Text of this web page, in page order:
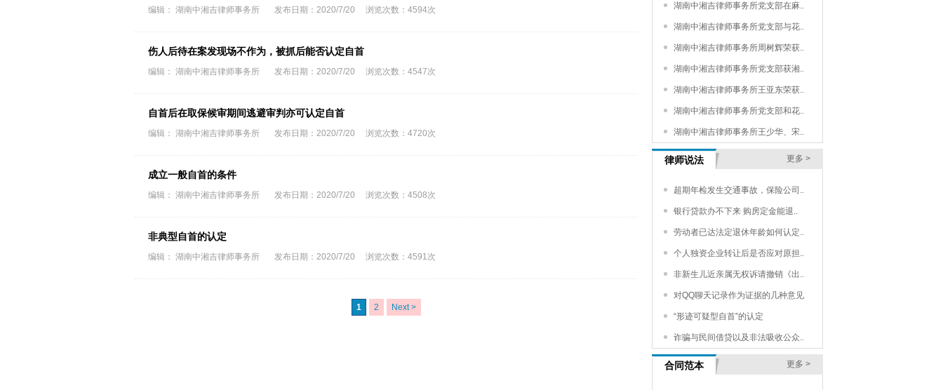
编辑： 湖南中湘吉律师事务所 发布日期：2020/7/20 浏览次数：4594次
伤人后待在案发现场不作为，被抓后能否认定自首
编辑： 湖南中湘吉律师事务所 发布日期：2020/7/20 浏览次数：4547次
自首后在取保候审期间逃避审判亦可认定自首
编辑： 湖南中湘吉律师事务所 发布日期：2020/7/20 浏览次数：4720次
成立一般自首的条件
编辑： 湖南中湘吉律师事务所 发布日期：2020/7/20 浏览次数：4508次
非典型自首的认定
编辑： 湖南中湘吉律师事务所 发布日期：2020/7/20 浏览次数：4591次
1 2 Next >
湖南中湘吉律师事务所党支部在麻..
湖南中湘吉律师事务所党支部与花..
湖南中湘吉律师事务所周树辉荣获..
湖南中湘吉律师事务所党支部获湘..
湖南中湘吉律师事务所王亚东荣获..
湖南中湘吉律师事务所党支部和花..
湖南中湘吉律师事务所王少华、宋..
律师说法 更多 >
超期年检发生交通事故，保险公司..
银行贷款办不下来 购房定金能退..
劳动者已达法定退休年龄如何认定..
个人独资企业转让后是否应对原担..
非新生儿近亲属无权诉请撤销《出..
对QQ聊天记录作为证据的几种意见
“形迹可疑型自首”的认定
诈骗与民间借贷以及非法吸收公众..
合同范本 更多 >